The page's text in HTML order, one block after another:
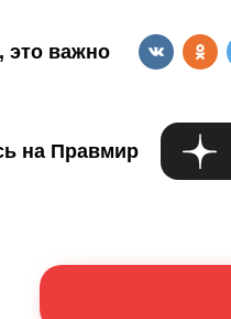
это важно
на Правмир